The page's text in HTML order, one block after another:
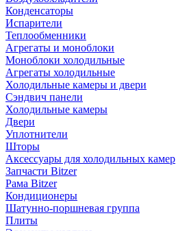
Конденсаторы
Испарители
Теплообменники
Агрегаты и моноблоки
Моноблоки холодильные
Агрегаты холодильные
Холодильные камеры и двери
Сэндвич панели
Холодильные камеры
Двери
Уплотнители
Шторы
Аксессуары для холодильных камер
Запчасти Bitzer
Рама Bitzer
Кондиционеры
Шатунно-поршневая группа
Плиты